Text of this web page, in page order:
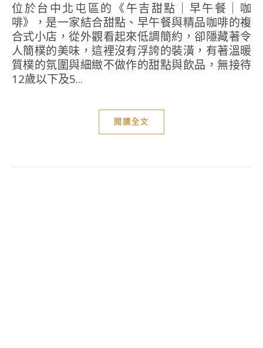
位於台中北屯區的《午吉甜點｜早午餐｜咖
啡》，是一家結合甜點、早午餐與精品咖啡的複
合式小店，從外觀看起來低調簡約，卻隱藏著令
人簡樸的美味，這裡沒有浮誇的裝潢，有著溫暖
質樸的氛圍與細緻不做作的甜點與飲品，無接待
12歲以下及5...
閱讀全文